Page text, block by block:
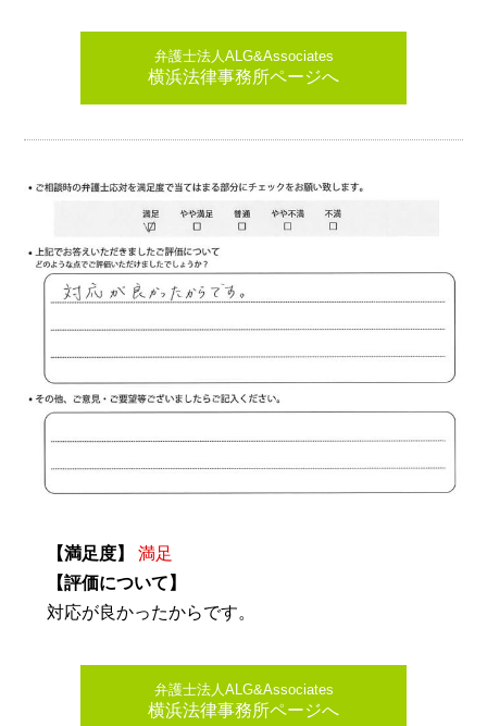
弁護士法人ALG&Associates
横浜法律事務所ページへ
【満足度】
満足
【評価について】
対応が良かったからです。
弁護士法人ALG&Associates
横浜法律事務所ページへ